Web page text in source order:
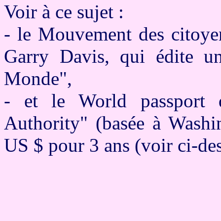
Voir à ce sujet :
- le Mouvement des
Garry Davis, qui édite
Monde",
- et le World passport
Authority" (basée à
US $ pour 3 ans (voir ci-